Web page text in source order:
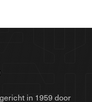
in 1959 door